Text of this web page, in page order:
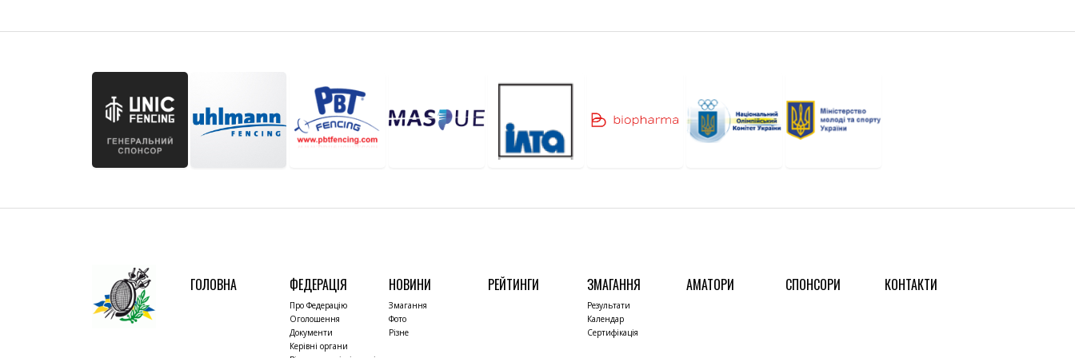
ГОЛОВНА ФЕДЕРАЦІЯ
Про Федерацію
Оголошення
Документи
Керівні органи
НОВИНИ
Змагання
Фото
Різне
РЕЙТИНГИ ЗМАГАННЯ
Результати
Календар
Сертифікація
АМАТОРИ СПОНСОРИ КОНТАКТИ